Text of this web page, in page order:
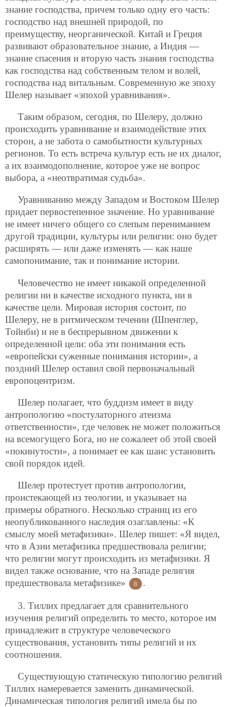
знание господства, причем только одну его часть:
господство над внешней природой, по
преимуществу, неорганической. Китай и Греция
развивают образовательное знание, а Индия —
знание спасения и вторую часть знания господства
как господства над собственным телом и волей,
господства над витальным. Современную же эпоху
Шелер называет «эпохой уравнивания».
Таким образом, сегодня, по Шелеру, должно
происходить уравнивание и взаимодействие этих
сторон, а не забота о самобытности культурных
регионов. То есть встреча культур есть не их диалог,
а их взаимодополнение, которое уже не вопрос
выбора, а «неотвратимая судьба».
Уравниванию между Западом и Востоком Шелер
придает первостепенное значение. Но уравнивание
не имеет ничего общего со слепым перениманием
другой традиции, культуры или религии: оно будет
расширять — или даже изменять — как наше
самопонимание, так и понимание истории.
Человечество не имеет никакой определенной
религии ни в качестве исходного пункта, ни в
качестве цели. Мировая история состоит, по
Шелеру, не в ритмическом течении (Шпенглер,
Тойнби) и не в беспрерывном движении к
определенной цели: оба эти понимания есть
«европейски суженные понимания истории», а
поздний Шелер оставил свой первоначальный
европоцентризм.
Шелер полагает, что буддизм имеет в виду
антропологию «постулаторного атеизма
ответственности», где человек не может положиться
на всемогущего Бога, но не сожалеет об этой своей
«покинутости», а понимает ее как шанс установить
свой порядок идей.
Шелер протестует против антропологии,
проистекающей из теологии, и указывает на
примеры обратного. Несколько страниц из его
неопубликованного наследия озаглавлены: «К
смыслу моей метафизики». Шелер пишет: «Я видел,
что в Азии метафизика предшествовала религии;
что религии могут происходить из метафизики. Я
видел также основание, что на Западе религия
предшествовала метафизике»
8 .
3. Тиллих предлагает для сравнительного
изучения религий определить то место, которое им
принадлежит в структуре человеческого
существования, установить типы религий и их
соотношения.
Существующую статическую типологию религий
Тиллих намеревается заменить динамической.
Динамическая типология религий имела бы по